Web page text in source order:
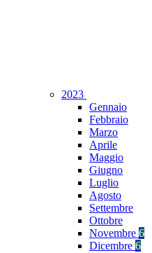
2023
Gennaio
Febbraio
Marzo
Aprile
Maggio
Giugno
Luglio
Agosto
Settembre
Ottobre
Novembre 6
Dicembre 6